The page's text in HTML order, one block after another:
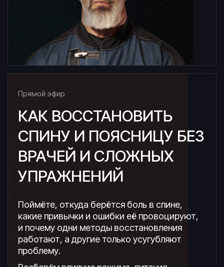
Прямой эфир
КАК ВОССТАНОВИТЬ
СПИНУ И ПОЯСНИЦУ БЕЗ
ВРАЧЕЙ И СЛОЖНЫХ
УПРАЖНЕНИЙ
Поймёте, откуда берётся боль в спине,
какие привычки и ошибки её провоцируют,
и почему одни методы восстановления
работают, а другие только усугубляют
проблему.